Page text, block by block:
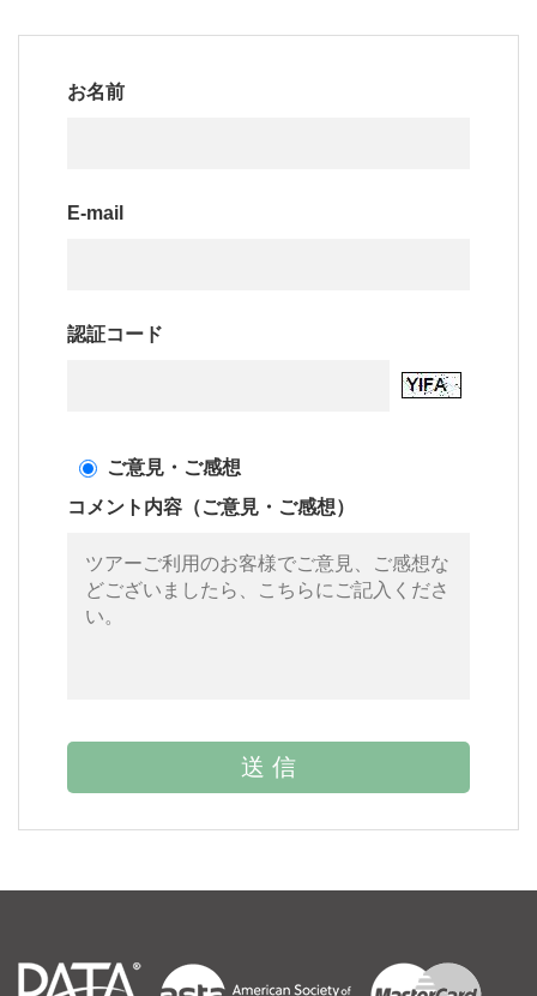
お名前
E-mail
認証コード
ご意見・ご感想
コメント内容（ご意見・ご感想）